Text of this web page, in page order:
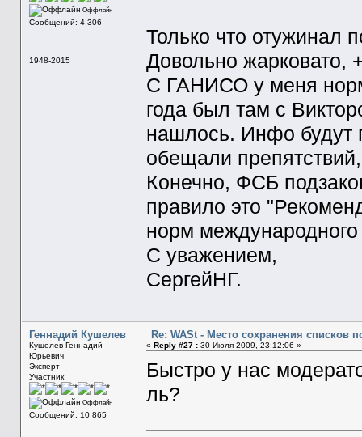
Оффлайн
Сообщений: 4 306
1948-2015
Только что отужинал
Довольно жарковато,
С ГАНИСО у меня
года был там с
нашлось. Инфо будут
обещали
Конечно, ФСБ
правило это
норм
С уважением,
СергейНГ.
Геннадий Кушелев
Кушелев Геннадий
Юрьевич
Эксперт
Участник
Оффлайн
Сообщений: 10 865
Re: WASt - Место сохранения списков
« Reply #27 :30 Июля 2009, 23:12:06 »
Быстро у нас
ль?